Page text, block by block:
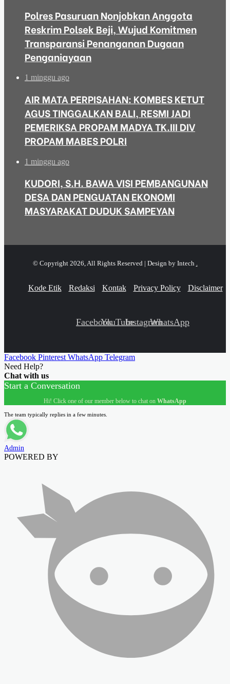
Polres Pasuruan Nonjobkan Anggota
Reskrim Polsek Beji, Wujud Komitmen
Transparansi Penanganan Dugaan
Penganiayaan
1 minggu ago
AIR MATA PERPISAHAN: KOMBES KETUT
AGUS TINGGALKAN BALI, RESMI JADI
PEMERIKSA PROPAM MADYA TK.III DIV
PROPAM MABES POLRI
1 minggu ago
KUDORI, S.H. BAWA VISI PEMBANGUNAN
DESA DAN PENGUATAN EKONOMI
MASYARAKAT DUDUK SAMPEYAN
© Copyright 2026, All Rights Reserved | Design by Intech .
Kode Etik Redaksi Kontak Privacy Policy Disclaimer
FacebookYouTubeInstagramWhatsApp
Facebook Pinterest WhatsApp Telegram
Need Help?
Chat with us
Start a Conversation
Hi! Click one of our member below to chat on WhatsApp
The team typically replies in a few minutes.
Admin
POWERED BY